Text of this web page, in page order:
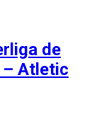
de
– Atletic